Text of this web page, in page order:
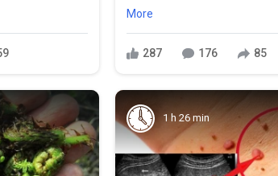
More
287 176 85
1 h 26 min